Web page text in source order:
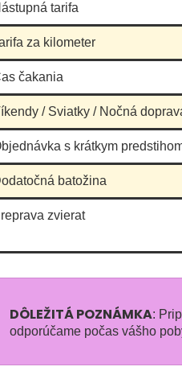
tarifa
za kilometer
čakania
/ Sviatky / Nočná
s krátkym
batožina
zvierat
DÔLEŽITÁ POZNÁMKA:
odporúčame počas vášho